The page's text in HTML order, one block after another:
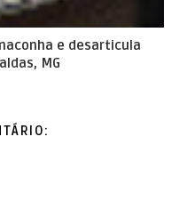
e desarticula
MG